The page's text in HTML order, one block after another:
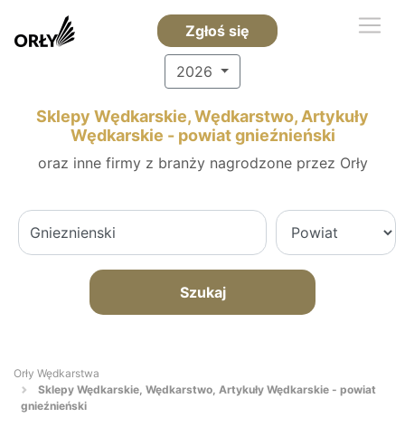
Zgłoś się
2026
Sklepy Wędkarskie, Wędkarstwo, Artykuły
Wędkarskie - powiat gnieźnieński
oraz inne firmy z branży nagrodzone przez Orły
Szukaj
Orły Wędkarstwa
Sklepy Wędkarskie, Wędkarstwo, Artykuły Wędkarskie - powiat
gnieźnieński